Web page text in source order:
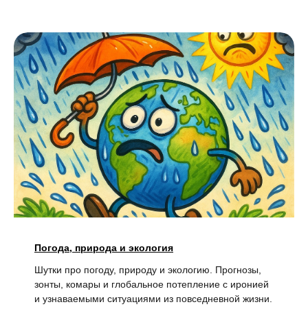
Погода, природа и экология
Шутки про погоду, природу и экологию. Прогнозы,
зонты, комары и глобальное потепление с иронией
и узнаваемыми ситуациями из повседневной жизни.